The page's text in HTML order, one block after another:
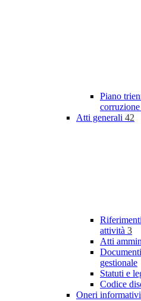
Piano
Atti generali 42
attività 3
Atti
gestionale
Statuti e
Codice
Oneri